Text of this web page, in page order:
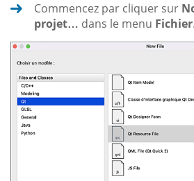
Commencez par cliquer sur
projet… dans le menu Fichier.